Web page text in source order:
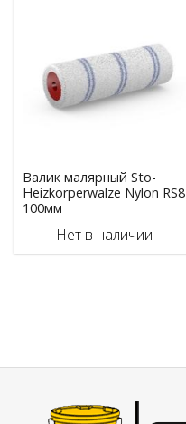
Валик малярный Sto-
Heizkorperwalze Nylon RS8
100мм
Нет в наличии